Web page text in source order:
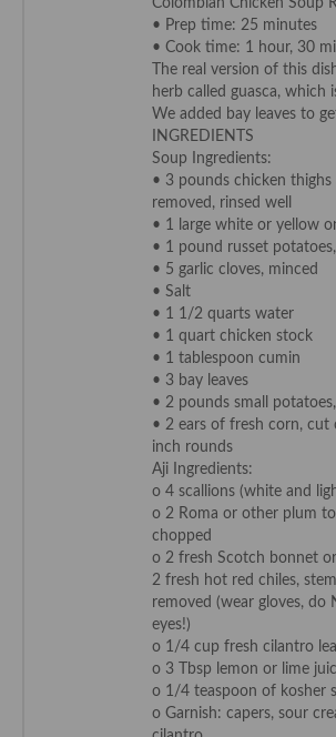
Cocina de Guatemala
Cocina de Nicaragua
Cocina Ecuatoriana
Cocina Jamaicana
Cocina Mexicana
Cocina de Oriente Medio
Cocina Azerí (Azerbaiyán)
Cocina de Egipto
Cocina Tailandesa
• Prep time: 25 minutes
• Cook time: 1 hour, 30
The real version of this
herb called guasca, which
We added bay leaves to
INGREDIENTS
Soup Ingredients:
• 3 pounds chicken thighs
removed, rinsed well
• 1 large white or yellow
• 1 pound russet
• 5 garlic cloves, minced
• Salt
• 1 1/2 quarts water
• 1 quart chicken stock
• 1 tablespoon cumin
• 3 bay leaves
• 2 pounds small
• 2 ears of fresh corn, cut
inch rounds
Aji Ingredients:
o 4 scallions (white and
o 2 Roma or other plum
chopped
o 2 fresh Scotch bonnet
2 fresh hot red chiles,
removed (wear gloves, do
eyes!)
o 1/4 cup fresh cilantro
o 3 Tbsp lemon or lime
o 1/4 teaspoon of kosher
o Garnish: capers, sour